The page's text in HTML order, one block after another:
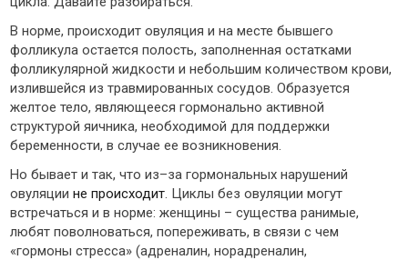
В норме, происходит овуляция и на месте бывшего
фолликула остается полость, заполненная остатками
фолликулярной жидкости и небольшим количеством крови,
излившейся из травмированных сосудов. Образуется
желтое тело, являющееся гормонально активной
структурой яичника, необходимой для поддержки
беременности, в случае ее возникновения.
Но бывает и так, что из–за гормональных нарушений
овуляциине происходит. Циклы без овуляции могут
встречаться и в норме: женщины – существа ранимые,
любят поволноваться, попереживать, в связи с чем
«гормоны стресса» (адреналин, норадреналин,